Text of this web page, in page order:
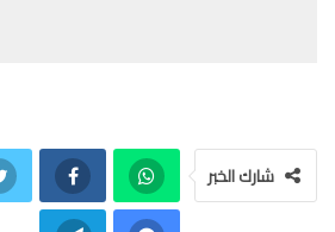
شارك الخبر